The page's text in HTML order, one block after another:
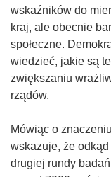
wskaźników do
kraj, ale obecnie
społeczne.
wiedzieć, jakie są
zwiększaniu
rządów.
Mówiąc o
wskazuje, że
drugiej rundy